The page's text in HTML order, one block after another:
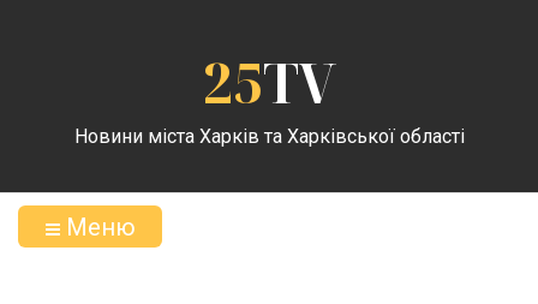
25TV
Новини міста Харків та Харківської області
Меню